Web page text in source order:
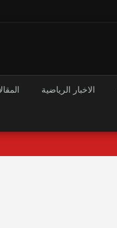
الاخبار الرياضية